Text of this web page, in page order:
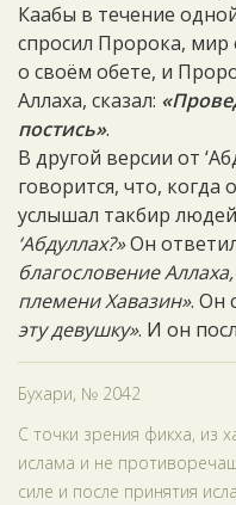
Каабы в течение
спросил Пророка, мир
о своём обете, и
Аллаха, сказал:
постись».
В другой версии от
говорится, что, когда
услышал такбир
‘Абдуллах?»Он
благословение
племени Хавазин». Он
эту девушку». И он
Бухари, № 2042
С точки зрения фикха, из
ислама и не
силе и после принятия